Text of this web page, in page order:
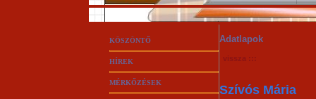
KÖSZÖNTŐ
HÍREK
MÉRKŐZÉSEK
Adatlapok
vissza :::
Szívós Mária